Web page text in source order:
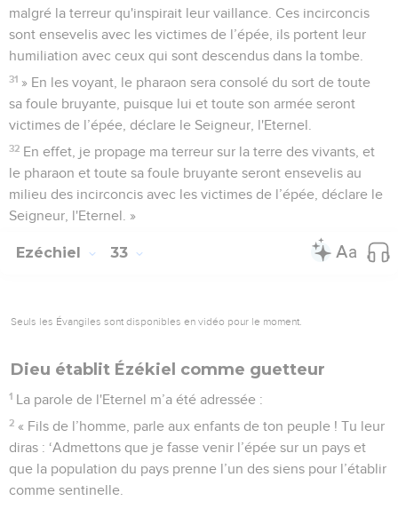
malgré la terreur qu'inspirait leur vaillance. Ces incirconcis
sont ensevelis avec les victimes de l’épée, ils portent leur
humiliation avec ceux qui sont descendus dans la tombe.
31 » En les voyant, le pharaon sera consolé du sort de toute
sa foule bruyante, puisque lui et toute son armée seront
victimes de l’épée, déclare le Seigneur, l'Eternel.
32 En effet, je propage ma terreur sur la terre des vivants, et
le pharaon et toute sa foule bruyante seront ensevelis au
milieu des incirconcis avec les victimes de l’épée, déclare le
Seigneur, l'Eternel. »
Ezéchiel 33
Seuls les Évangiles sont disponibles en vidéo pour le moment.
Dieu établit Ézékiel comme guetteur
1 La parole de l'Eternel m’a été adressée :
2 « Fils de l’homme, parle aux enfants de ton peuple ! Tu leur
diras : ‘Admettons que je fasse venir l’épée sur un pays et
que la population du pays prenne l’un des siens pour l’établir
comme sentinelle.